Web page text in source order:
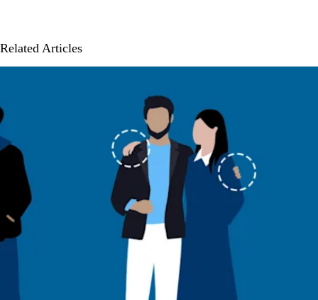
Related Articles